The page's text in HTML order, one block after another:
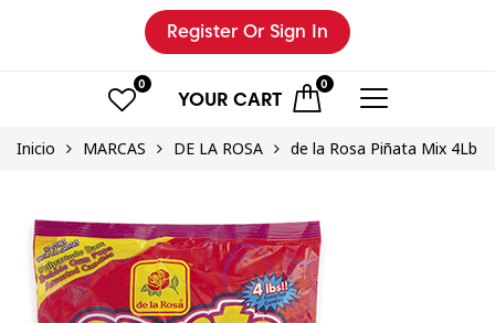
Register Or Sign In
0 0
YOUR CART
Inicio MARCAS DE LA ROSA de la Rosa Piñata Mix 4Lb